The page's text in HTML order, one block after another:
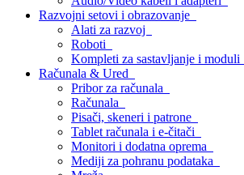
Razvojni setovi i obrazovanje
Alati za razvoj
Roboti
Kompleti za sastavljanje i moduli
Računala & Ured
Pribor za računala
Računala
Pisači, skeneri i patrone
Tablet računala i e-čitači
Monitori i dodatna oprema
Mediji za pohranu podataka